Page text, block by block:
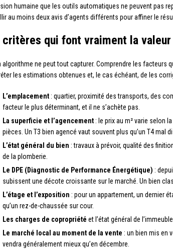
humaine que les outils automatiques ne peuvent pas
au moins deux avis d’agents différents pour affiner le
critères qui font vraiment la valeur
algorithme ne peut tout capturer. Comprendre les facteurs
les estimations obtenues et, le cas échéant, de les
L’emplacement : quartier, proximité des transports, des
facteur le plus déterminant, et il ne s’achète pas.
La superficie et l’agencement : le prix au m² varie selon
pièces. Un T3 bien agencé vaut souvent plus qu’un T4 mal
L’état général du bien : travaux à prévoir, qualité des
de la plomberie.
Le DPE (Diagnostic de Performance Énergétique) :
subissent une décote croissante sur le marché. Un bien
L’étage et l’exposition : pour un appartement, un dernier
qu’un rez-de-chaussée sur cour.
Les charges de copropriété et l’état général de
Le marché local au moment de la vente : un bien mis en
vendra généralement mieux qu’en décembre.